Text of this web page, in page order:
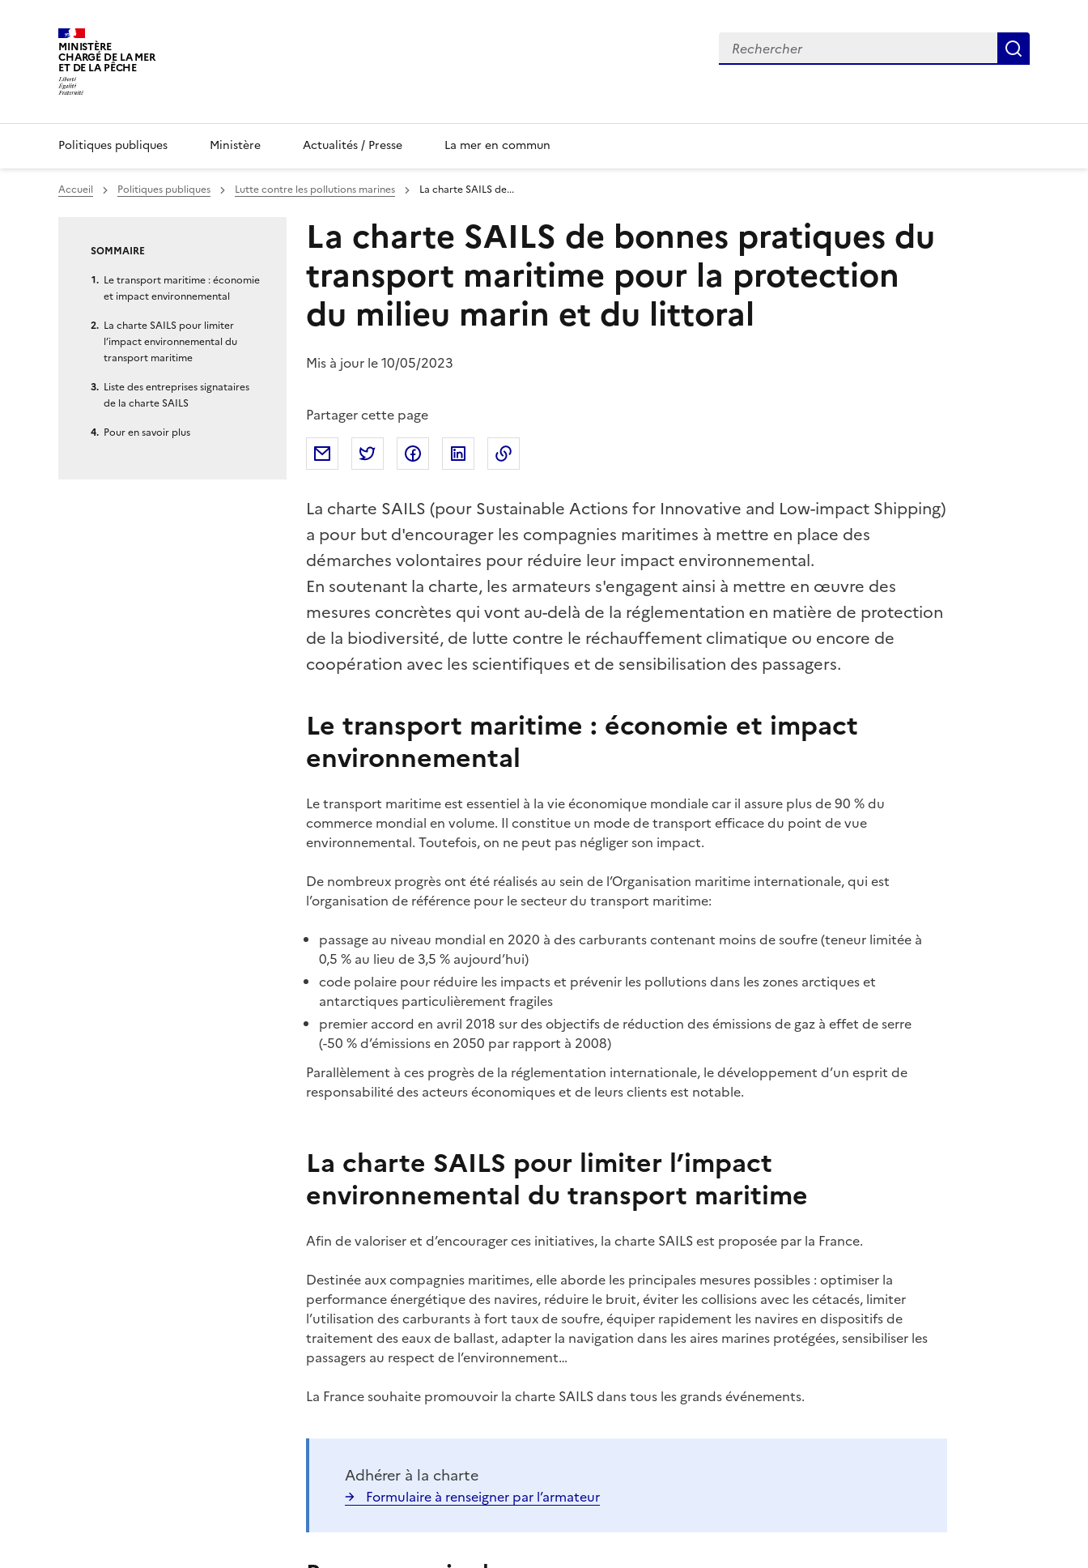
MINISTÈRE
CHARGÉ DE LA MER
ET DE LA PÊCHE
Politiques publiques Ministère Actualités / Presse La mer en commun
Vous êtes ici :
Accueil Politiques publiques
Lutte contre les pollutions marines
La charte SAILS de...
SOMMAIRE
Le transport maritime : économie
et impact environnemental
La charte SAILS pour limiter
l’impact environnemental du
transport maritime
Liste des entreprises signataires
de la charte SAILS
Pour en savoir plus
La charte SAILS de bonnes pratiques du
transport maritime pour la protection
du milieu marin et du littoral
Mis à jour le 10/05/2023
Partager cette page
Partager par mailPartager sur Twitter
Partager sur Facebook
Partager sur Linkedin
La charte SAILS (pour Sustainable Actions for Innovative and Low-impact Shipping)
a pour but d'encourager les compagnies maritimes à mettre en place des
démarches volontaires pour réduire leur impact environnemental.
En soutenant la charte, les armateurs s'engagent ainsi à mettre en œuvre des
mesures concrètes qui vont au-delà de la réglementation en matière de protection
de la biodiversité, de lutte contre le réchauffement climatique ou encore de
coopération avec les scientifiques et de sensibilisation des passagers.
Le transport maritime : économie et impact
environnemental
Le transport maritime est essentiel à la vie économique mondiale car il assure plus de 90 % du
commerce mondial en volume. Il constitue un mode de transport efficace du point de vue
environnemental. Toutefois, on ne peut pas négliger son impact.
De nombreux progrès ont été réalisés au sein de l’Organisation maritime internationale, qui est
l’organisation de référence pour le secteur du transport maritime:
passage au niveau mondial en 2020 à des carburants contenant moins de soufre (teneur limitée à
0,5 % au lieu de 3,5 % aujourd’hui)
code polaire pour réduire les impacts et prévenir les pollutions dans les zones arctiques et
antarctiques particulièrement fragiles
premier accord en avril 2018 sur des objectifs de réduction des émissions de gaz à effet de serre
(-50 % d’émissions en 2050 par rapport à 2008)
Parallèlement à ces progrès de la réglementation internationale, le développement d’un esprit de
responsabilité des acteurs économiques et de leurs clients est notable.
La charte SAILS pour limiter l’impact
environnemental du transport maritime
Afin de valoriser et d’encourager ces initiatives, la charte SAILS est proposée par la France.
Destinée aux compagnies maritimes, elle aborde les principales mesures possibles : optimiser la
performance énergétique des navires, réduire le bruit, éviter les collisions avec les cétacés, limiter
l’utilisation des carburants à fort taux de soufre, équiper rapidement les navires en dispositifs de
traitement des eaux de ballast, adapter la navigation dans les aires marines protégées, sensibiliser les
passagers au respect de l’environnement…
La France souhaite promouvoir la charte SAILS dans tous les grands événements.
Adhérer à la charte
Formulaire à renseigner par l’armateur